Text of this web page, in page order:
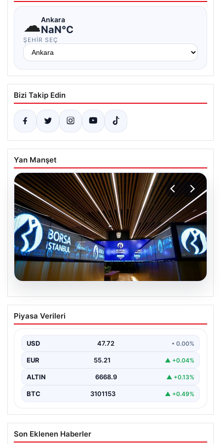
☁Ankara
NaN°C
ŞEHIR SEÇ
Bizi Takip Edin
Yan Manşet
09.08.2026
Yatırım araçlarının haftalık performansı
nasıl oldu?
Piyasa Verileri
USD 47.72 • 0.00%
EUR 55.21 ▲ +0.04%
ALTIN 6668.9 ▲ +0.13%
BTC 3101153 ▲ +0.49%
Son Eklenen Haberler